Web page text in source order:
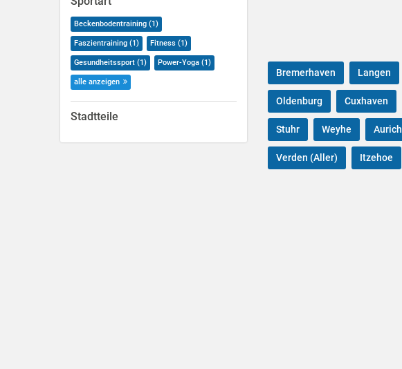
Beckenbodentraining (1)
Faszientraining (1) Fitness (1)
Gesundheitssport (1) Power-Yoga (1)
alle anzeigen
Stadtteile
Bremerhaven Langen
Oldenburg Cuxhaven
Stuhr Weyhe Aurich
Verden (Aller) Itzehoe